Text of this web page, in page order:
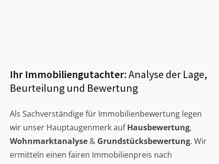
Ihr Immobiliengutachter:Analyse der Lage,
Beurteilung und Bewertung
Als Sachverständige für Immobilienbewertung legen
wir unser Hauptaugenmerk aufHausbewertung,
Wohnmarktanalyse & Grundstücksbewertung. Wir
ermitteln einen fairen Immobilienpreis nach